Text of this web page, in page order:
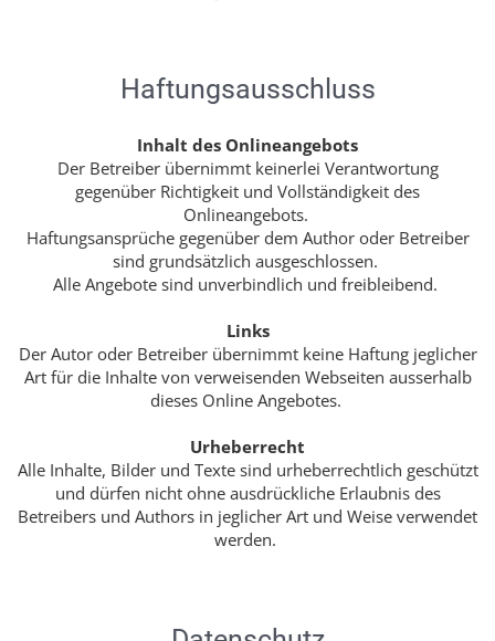
Haftungsausschluss
Inhalt des Onlineangebots
Der Betreiber übernimmt keinerlei Verantwortung
gegenüber Richtigkeit und Vollständigkeit des
Onlineangebots.
Haftungsansprüche gegenüber dem Author oder Betreiber
sind grundsätzlich ausgeschlossen.
Alle Angebote sind unverbindlich und freibleibend.
Links
Der Autor oder Betreiber übernimmt keine Haftung jeglicher
Art für die Inhalte von verweisenden Webseiten ausserhalb
dieses Online Angebotes.
Urheberrecht
Alle Inhalte, Bilder und Texte sind urheberrechtlich geschützt
und dürfen nicht ohne ausdrückliche Erlaubnis des
Betreibers und Authors in jeglicher Art und Weise verwendet
werden.